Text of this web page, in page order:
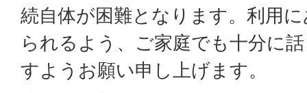
続自体が困難となります。利用
られるよう、ご家庭でも十分に
すようお願い申し上げます。